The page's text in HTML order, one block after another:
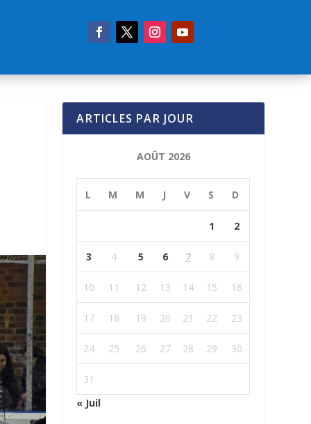
ARTICLES PAR JOUR
AOÛT 2026
L M M J V S D
1 2
3 4 5 6 7 8 9
10 11 12 13 14 15 16
17 18 19 20 21 22 23
24 25 26 27 28 29 30
31
« Juil